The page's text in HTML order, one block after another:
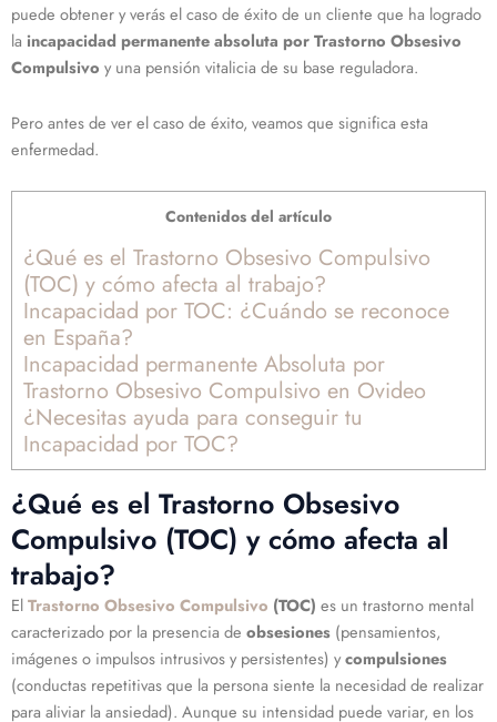
puede obtener y verás el caso de éxito de un cliente que ha logrado
la incapacidad permanente absoluta por Trastorno Obsesivo
Compulsivo y una pensión vitalicia de su base reguladora.
Pero antes de ver el caso de éxito, veamos que significa esta
enfermedad.
Contenidos del artículo
¿Qué es el Trastorno Obsesivo Compulsivo
(TOC) y cómo afecta al trabajo?
Incapacidad por TOC: ¿Cuándo se reconoce
en España?
Incapacidad permanente Absoluta por
Trastorno Obsesivo Compulsivo en Ovideo
¿Necesitas ayuda para conseguir tu
Incapacidad por TOC?
¿Qué es el Trastorno Obsesivo
Compulsivo (TOC) y cómo afecta al
trabajo?
ElTrastorno Obsesivo Compulsivo (TOC) es un trastorno mental
caracterizado por la presencia de obsesiones (pensamientos,
imágenes o impulsos intrusivos y persistentes) ycompulsiones
(conductas repetitivas que la persona siente la necesidad de realizar
para aliviar la ansiedad). Aunque su intensidad puede variar, en los